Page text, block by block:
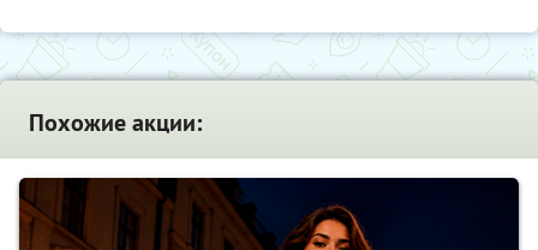
Похожие акции: